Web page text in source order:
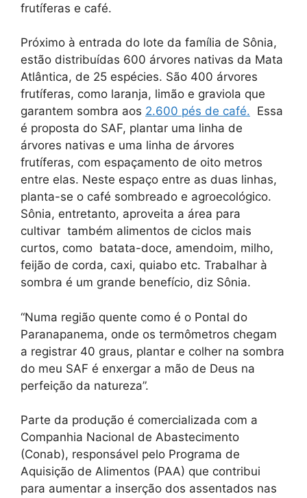
frutíferas e café.
Próximo à entrada do lote da família de Sônia,
estão distribuídas 600 árvores nativas da Mata
Atlântica, de 25 espécies. São 400 árvores
frutíferas, como laranja, limão e graviola que
garantem sombra aos 2.600 pés de café. Essa
é proposta do SAF, plantar uma linha de
árvores nativas e uma linha de árvores
frutíferas, com espaçamento de oito metros
entre elas. Neste espaço entre as duas linhas,
planta-se o café sombreado e agroecológico.
Sônia, entretanto, aproveita a área para
cultivar também alimentos de ciclos mais
curtos, como batata-doce, amendoim, milho,
feijão de corda, caxi, quiabo etc. Trabalhar à
sombra é um grande benefício, diz Sônia.
“Numa região quente como é o Pontal do
Paranapanema, onde os termômetros chegam
a registrar 40 graus, plantar e colher na sombra
do meu SAF é enxergar a mão de Deus na
perfeição da natureza”.
Parte da produção é comercializada com a
Companhia Nacional de Abastecimento
(Conab), responsável pelo Programa de
Aquisição de Alimentos (PAA) que contribui
para aumentar a inserção dos assentados nas